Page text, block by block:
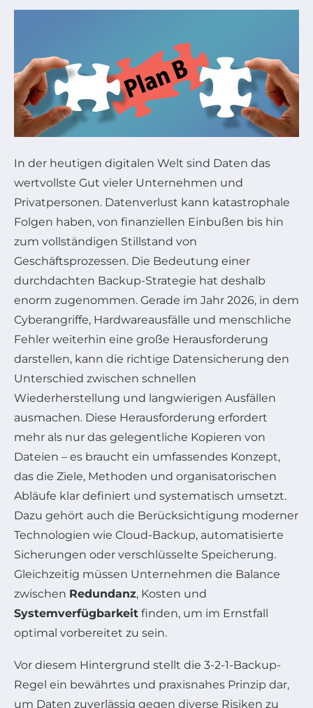
In der heutigen digitalen Welt sind Daten das
wertvollste Gut vieler Unternehmen und
Privatpersonen. Datenverlust kann katastrophale
Folgen haben, von finanziellen Einbußen bis hin
zum vollständigen Stillstand von
Geschäftsprozessen. Die Bedeutung einer
durchdachten Backup-Strategie hat deshalb
enorm zugenommen. Gerade im Jahr 2026, in dem
Cyberangriffe, Hardwareausfälle und menschliche
Fehler weiterhin eine große Herausforderung
darstellen, kann die richtige Datensicherung den
Unterschied zwischen schnellen
Wiederherstellung und langwierigen Ausfällen
ausmachen. Diese Herausforderung erfordert
mehr als nur das gelegentliche Kopieren von
Dateien – es braucht ein umfassendes Konzept,
das die Ziele, Methoden und organisatorischen
Abläufe klar definiert und systematisch umsetzt.
Dazu gehört auch die Berücksichtigung moderner
Technologien wie Cloud-Backup, automatisierte
Sicherungen oder verschlüsselte Speicherung.
Gleichzeitig müssen Unternehmen die Balance
zwischen Redundanz, Kosten und
Systemverfügbarkeit finden, um im Ernstfall
optimal vorbereitet zu sein.
Vor diesem Hintergrund stellt die 3-2-1-Backup-
Regel ein bewährtes und praxisnahes Prinzip dar,
um Daten zuverlässig gegen diverse Risiken zu